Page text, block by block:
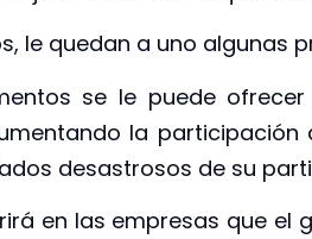
le quedan a uno algunas
se le puede
la
desastrosos de su
en las empresas que el